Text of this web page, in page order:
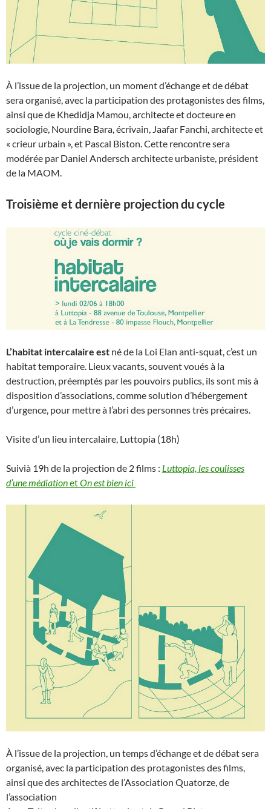
À l’issue de la projection, un moment d’échange et de débat
sera organisé, avec la participation des protagonistes des films,
ainsi que de Khedidja Mamou, architecte et docteure en
sociologie, Nourdine Bara, écrivain, Jaafar Fanchi, architecte et
« crieur urbain », et Pascal Biston. Cette rencontre sera
modérée par Daniel Andersch architecte urbaniste, président
de la MAOM.
Troisième et dernière projection du cycle
L’habitat intercalaire est né de la Loi Elan anti-squat, c’est un
habitat temporaire. Lieux vacants, souvent voués à la
destruction, préemptés par les pouvoirs publics, ils sont mis à
disposition d’associations, comme solution d’hébergement
d’urgence, pour mettre à l’abri des personnes très précaires.
Visite d’un lieu intercalaire, Luttopia (18h)
Suivià 19h de la projection de 2 films : Luttopia, les coulisses
d’une médiationetOn est bien ici
À l’issue de la projection, un temps d’échange et de débat sera
organisé, avec la participation des protagonistes des films,
ainsi que des architectes de l’Association Quatorze, de
l’association